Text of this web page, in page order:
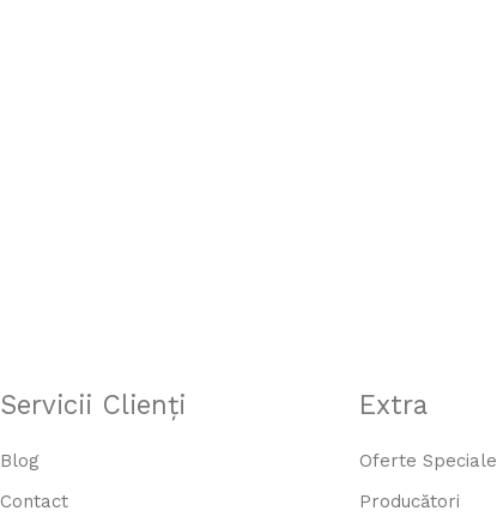
Servicii Clienţi
Blog
Contact
Extra
Oferte Speciale
Producători